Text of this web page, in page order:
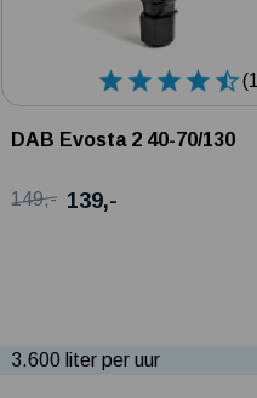
DAB Evosta 2 40-70/130
149,- 139,-
3.600 liter per uur